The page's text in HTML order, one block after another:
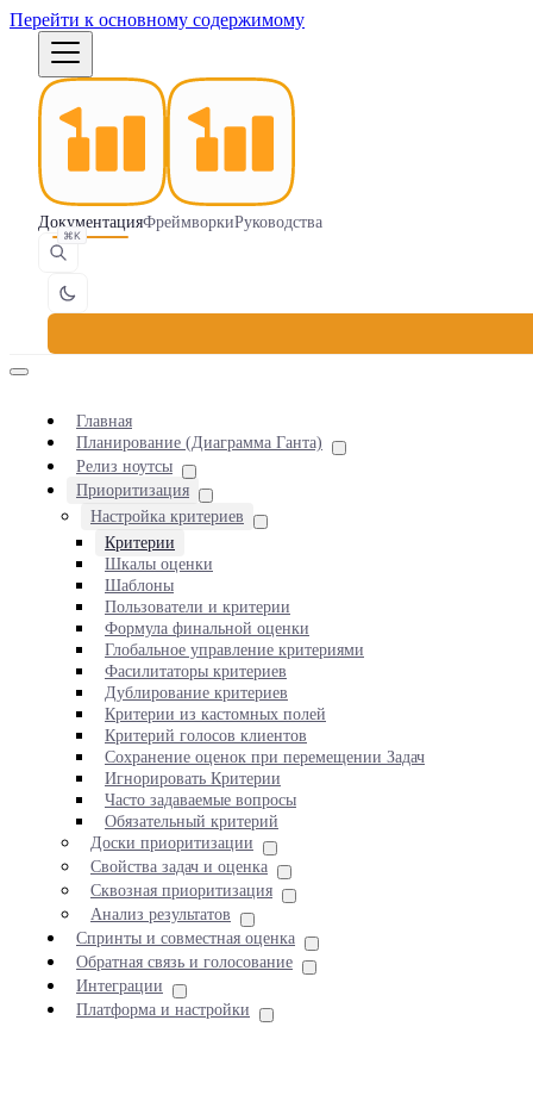
Перейти к основному содержимому
ДокументацияФреймворкиРуководства
⌘K
Главная
Планирование (Диаграмма Ганта)
Релиз ноутсы
Приоритизация
Настройка критериев
Критерии
Шкалы оценки
Шаблоны
Пользователи и критерии
Формула финальной оценки
Глобальное управление критериями
Фасилитаторы критериев
Дублирование критериев
Критерии из кастомных полей
Критерий голосов клиентов
Сохранение оценок при перемещении Задач
Игнорировать Критерии
Часто задаваемые вопросы
Обязательный критерий
Доски приоритизации
Свойства задач и оценка
Сквозная приоритизация
Анализ результатов
Спринты и совместная оценка
Обратная связь и голосование
Интеграции
Платформа и настройки